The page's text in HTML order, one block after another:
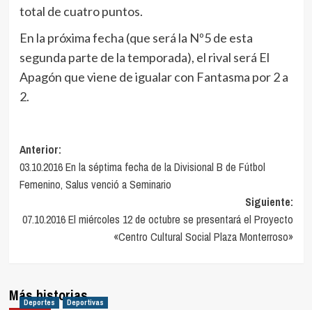
total de cuatro puntos.
En la próxima fecha (que será la Nº5 de esta
segunda parte de la temporada), el rival será El
Apagón que viene de igualar con Fantasma por 2 a
2.
Navegación
de
entradas
Anterior:
03.10.2016 En la séptima fecha de la Divisional B de Fútbol
Femenino, Salus venció a Seminario
Siguiente:
07.10.2016 El miércoles 12 de octubre se presentará el Proyecto
«Centro Cultural Social Plaza Monterroso»
Más historias
Deportes Deportivas